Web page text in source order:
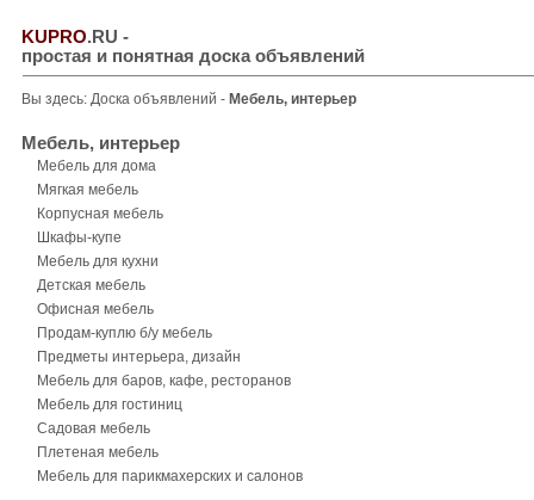
KUPRO.RU -
простая и понятная доска объявлений
Вы здесь: Доска объявлений - Мебель, интерьер
Мебель, интерьер
Мебель для дома
Мягкая мебель
Корпусная мебель
Шкафы-купе
Мебель для кухни
Детская мебель
Офисная мебель
Продам-куплю б/у мебель
Предметы интерьера, дизайн
Мебель для баров, кафе, ресторанов
Мебель для гостиниц
Садовая мебель
Плетеная мебель
Мебель для парикмахерских и салонов